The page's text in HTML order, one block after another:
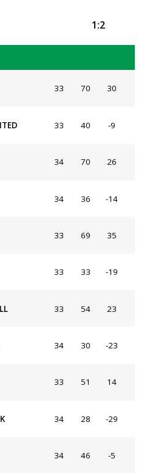
1:2
33 70 30
33 40 -9
34 70 26
34 36 -14
33 69 35
33 33 -19
33 54 23
34 30 -23
33 51 14
34 28 -29
34 46 -5